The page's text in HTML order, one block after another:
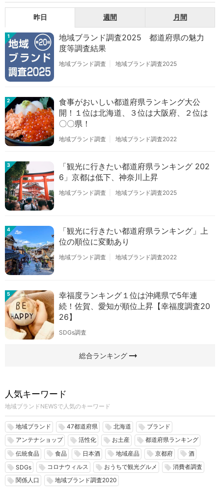
昨日 週間 月間
1
地域ブランド調査2025 都道府県の魅力
度等調査結果
地域ブランド調査 地域ブランド調査2025
2
食事がおいしい都道府県ランキング大公
開！１位は北海道、３位は大阪府、２位は
〇〇県！
地域ブランド調査 地域ブランド調査2022
3
「観光に行きたい都道府県ランキング 202
6」京都は低下、神奈川上昇
地域ブランド調査 地域ブランド調査2025
4
「観光に行きたい都道府県ランキング」上
位の順位に変動あり
地域ブランド調査 地域ブランド調査2022
5
幸福度ランキング１位は沖縄県で5年連
続！佐賀、愛知が順位上昇【幸福度調査20
26】
SDGs調査
総合ランキングarrow_right_alt
人気キーワード
地域ブランドNEWSで人気のキーワード
local_offer 地域ブランド local_offer 47都道府県 local_offer 北海道 local_offer ブランド
local_offer アンテナショップ local_offer 活性化 local_offer お土産 local_offer 都道府県ランキング
local_offer 伝統食品 local_offer 食品 local_offer 日本酒 local_offer 地域産品 local_offer 京都府 local_offer 酒
local_offer SDGs local_offer コロナウィルス local_offer おうちで観光グルメ local_offer 消費者調査
local_offer 関係人口 local_offer 地域ブランド調査2020